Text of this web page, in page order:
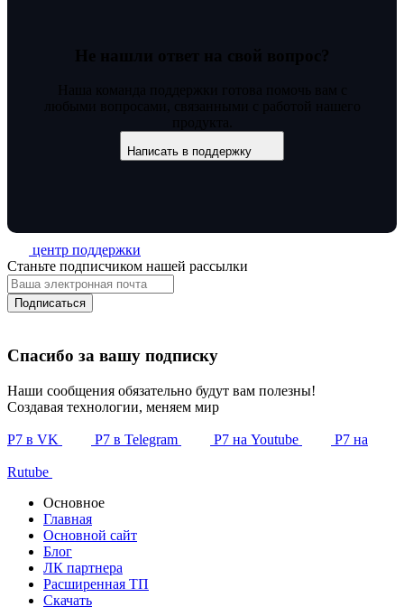
Не нашли ответ на свой вопрос?
Наша команда поддержки готова помочь вам с
любыми вопросами, связанными с работой нашего
продукта.
Написать в поддержку
центр поддержки
Станьте подписчиком нашей рассылки
Подписаться
Спасибо за вашу подписку
Наши сообщения обязательно будут вам полезны!
Создавая технологии, меняем мир
Р7 в VK Р7 в Telegram Р7 на Youtube Р7 на
Rutube
Основное
Главная
Основной сайт
Блог
ЛК партнера
Расширенная ТП
Скачать